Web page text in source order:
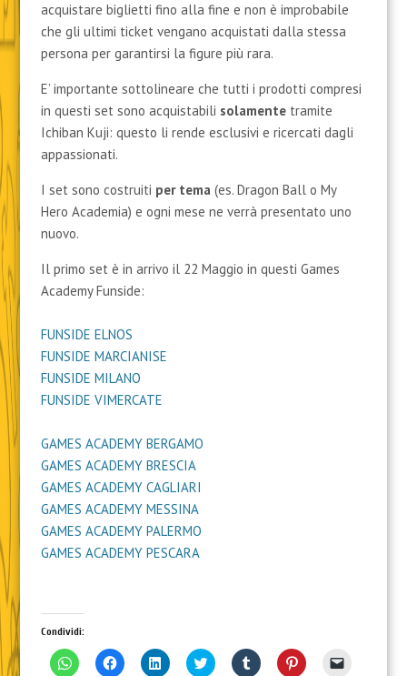
acquistare biglietti fino alla fine e non è improbabile
che gli ultimi ticket vengano acquistati dalla stessa
persona per garantirsi la figure più rara.
E’ importante sottolineare che tutti i prodotti compresi
in questi set sono acquistabili solamentetramite
Ichiban Kuji: questo li rende esclusivi e ricercati dagli
appassionati.
I set sono costruiti per tema(es. Dragon Ball o My
Hero Academia) e ogni mese ne verrà presentato uno
nuovo.
Il primo set è in arrivo il 22 Maggio in questi Games
Academy Funside:
FUNSIDE ELNOS
FUNSIDE MARCIANISE
FUNSIDE MILANO
FUNSIDE VIMERCATE
GAMES ACADEMY BERGAMO
GAMES ACADEMY BRESCIA
GAMES ACADEMY CAGLIARI
GAMES ACADEMY MESSINA
GAMES ACADEMY PALERMO
GAMES ACADEMY PESCARA
Condividi:
F
a
F
a
F
a
F
a
F
a
F
a